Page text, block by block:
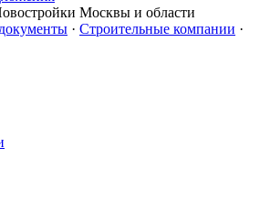
Москвы и области
· Строительные компании ·